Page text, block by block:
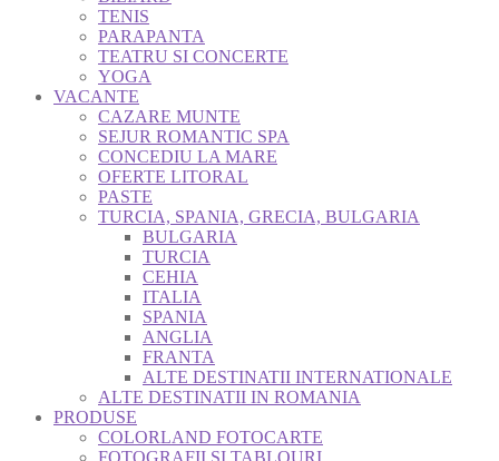
TENIS
PARAPANTA
TEATRU SI CONCERTE
YOGA
VACANTE
CAZARE MUNTE
SEJUR ROMANTIC SPA
CONCEDIU LA MARE
OFERTE LITORAL
PASTE
TURCIA, SPANIA, GRECIA, BULGARIA
BULGARIA
TURCIA
CEHIA
ITALIA
SPANIA
ANGLIA
FRANTA
ALTE DESTINATII INTERNATIONALE
ALTE DESTINATII IN ROMANIA
PRODUSE
COLORLAND FOTOCARTE